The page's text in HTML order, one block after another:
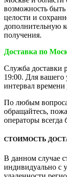
возможность быть
целости и
дополнительную
получения.
Доставка по
Служба доставки
19:00. Для вашего
интервал времени
По любым
обращайтесь,
операторы всегда
СТОИМОСТЬ
В данном случае
индивидуально с